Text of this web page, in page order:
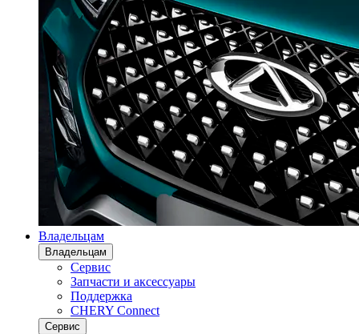
Владельцам
Владельцам
Сервис
Запчасти и аксессуары
Поддержка
CHERY Connect
Сервис